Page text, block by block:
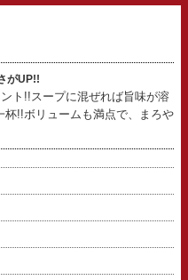
がUP!!
ト!!スープに混ぜれば旨味が溶
杯!!ボリュームも満点で、まろや